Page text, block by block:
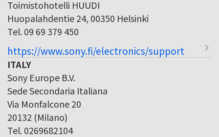
Toimistohotelli HUUDI
Huopalahdentie 24, 00350 Helsinki
Tel. 09 69 379 450
https://www.sony.fi/electronics/support
ITALY
Sony Europe B.V.
Sede Secondaria Italiana
Via Monfalcone 20
20132 (Milano)
Tel. 0269682104